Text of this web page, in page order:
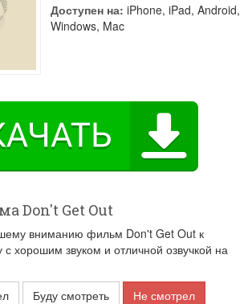
Доступен на: iPhone, iPad, Android,
Windows, Mac
Don't Get Out
вниманию фильм Don't Get Out к
хорошим звуком и отличной озвучкой на
Буду смотреть Не смотрел